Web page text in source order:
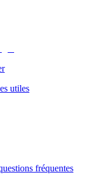
utiles
fréquentes